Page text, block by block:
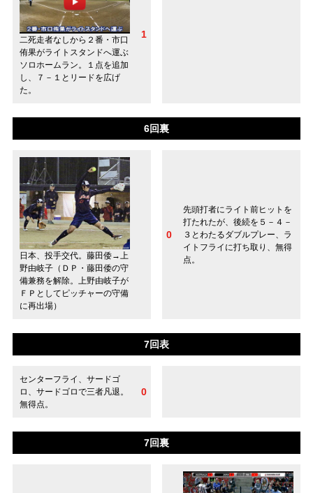
二死走者なしから２番・市口
侑果がライトスタンドへ運ぶ
ソロホームラン。１点を追加
し、７－１とリードを広げ
た。
1
6回裏
日本、投手交代。藤田倭→上
野由岐子（ＤＰ・藤田倭の守
備兼務を解除。上野由岐子が
ＦＰとしてピッチャーの守備
に再出場）
先頭打者にライト前ヒットを
打たれたが、後続を５－４－
３とわたるダブルプレー、ラ
イトフライに打ち取り、無得
点。
0
7回表
センターフライ、サードゴ
ロ、サードゴロで三者凡退。
無得点。
0
7回裏